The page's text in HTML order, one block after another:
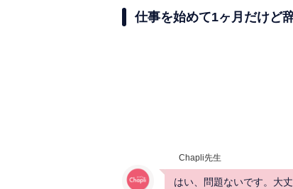
仕事を始めて1ヶ月だけど
Chapli先生
はい、問題ないです。大丈